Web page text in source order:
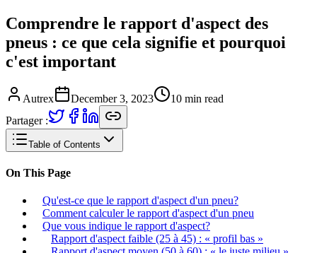
Comprendre le rapport d'aspect des
pneus : ce que cela signifie et pourquoi
c'est important
Autrex December 3, 2023 10 min read
Partager :
Table of Contents
On This Page
Qu'est-ce que le rapport d'aspect d'un pneu?
Comment calculer le rapport d'aspect d'un pneu
Que vous indique le rapport d'aspect?
Rapport d'aspect faible (25 à 45) : « profil bas »